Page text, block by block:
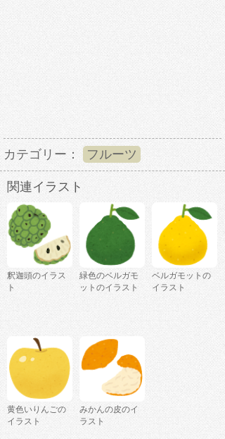
カテゴリー： フルーツ
関連イラスト
釈迦頭のイラス
ト
緑色のベルガモ
ットのイラスト
ベルガモットの
イラスト
黄色いりんごの
イラスト
みかんの皮のイ
ラスト